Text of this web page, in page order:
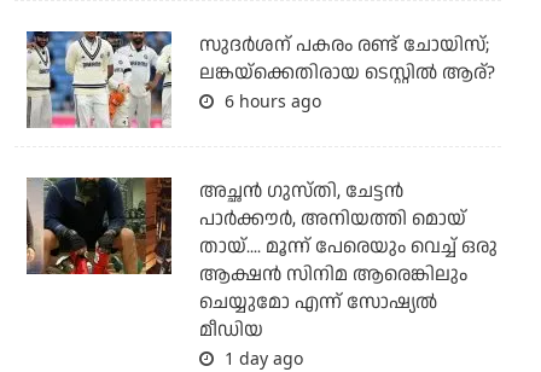
സുദര്‍ശന് പകരം രണ്ട് ചോയിസ്;
ലങ്കയ്‌ക്കെതിരായ ടെസ്റ്റില്‍ ആര്?
6 hours ago
അച്ഛന്‍ ഗുസ്തി, ചേട്ടന്‍
പാര്‍ക്കൗര്‍, അനിയത്തി മൊയ്
തായ്.... മൂന്ന് പേരെയും വെച്ച് ഒരു
ആക്ഷന്‍ സിനിമ ആരെങ്കിലും
ചെയ്യുമോ എന്ന് സോഷ്യല്‍
മീഡിയ
1 day ago